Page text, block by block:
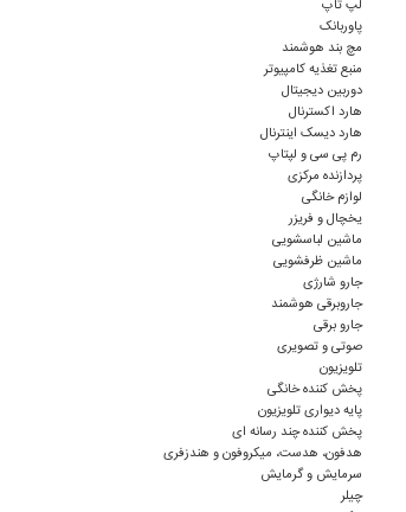
لپ تاپ
پاوربانک
مچ بند هوشمند
منبع تغذیه کامپیوتر
دوربین دیجیتال
هارد اکسترنال
هارد دیسک اینترنال
رم پی سی و لپتاپ
پردازنده مرکزی
لوازم خانگی
یخچال و فریزر
ماشین لباسشویی
ماشین ظرفشویی
جارو شارژی
جاروبرقی هوشمند
جارو برقی
صوتی و تصویری
تلویزیون
پخش کننده خانگی
پایه دیواری تلویزیون
پخش کننده چند رسانه ای
هدفون، هدست، میکروفون و هندزفری
سرمایش و گرمایش
چیلر